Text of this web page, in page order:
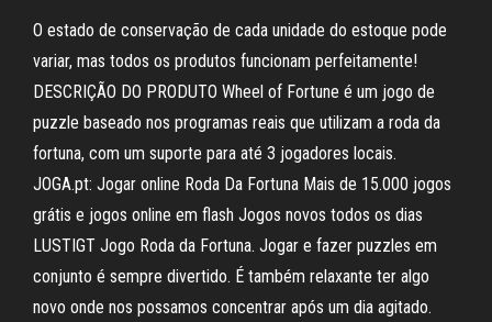
O estado de conservação de cada unidade do estoque pode
variar, mas todos os produtos funcionam perfeitamente!
DESCRIÇÃO DO PRODUTO Wheel of Fortune é um jogo de
puzzle baseado nos programas reais que utilizam a roda da
fortuna, com um suporte para até 3 jogadores locais.
JOGA.pt: Jogar online Roda Da Fortuna Mais de 15.000 jogos
grátis e jogos online em flash Jogos novos todos os dias
LUSTIGT Jogo Roda da Fortuna. Jogar e fazer puzzles em
conjunto é sempre divertido. É também relaxante ter algo
novo onde nos possamos concentrar após um dia agitado.